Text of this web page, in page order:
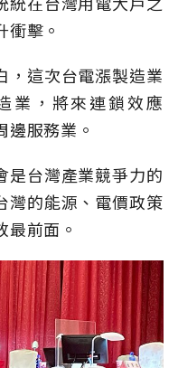
擊。
，這次台電漲製造業
業，將來連鎖效應
服務業。
是台灣產業競爭力的
灣的能源、電價政策
前面。